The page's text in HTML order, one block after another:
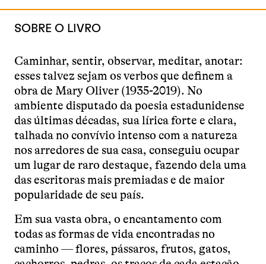
SOBRE O LIVRO
Caminhar, sentir, observar, meditar, anotar:
esses talvez sejam os verbos que definem a
obra de Mary Oliver (1935-2019). No
ambiente disputado da poesia estadunidense
das últimas décadas, sua lírica forte e clara,
talhada no convívio intenso com a natureza
nos arredores de sua casa, conseguiu ocupar
um lugar de raro destaque, fazendo dela uma
das escritoras mais premiadas e de maior
popularidade de seu país.
Em sua vasta obra, o encantamento com
todas as formas de vida encontradas no
caminho — flores, pássaros, frutos, gatos,